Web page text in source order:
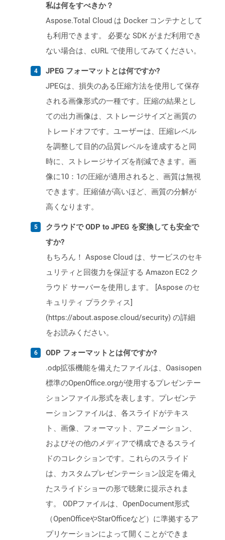
私は何をすべきか？
Aspose.Total Cloud は Docker コンテナとして
も利用できます。 必要な SDK がまだ利用でき
ない場合は、cURL で使用してみてください。
JPEG フォーマットとは何ですか?
JPEGは、損失のある圧縮方法を使用して保存
される画像形式の一種です。圧縮の結果とし
ての出力画像は、ストレージサイズと画質の
トレードオフです。ユーザーは、圧縮レベル
を調整して目的の品質レベルを達成すると同
時に、ストレージサイズを削減できます。画
像に10：1の圧縮が適用されると、画質は無視
できます。圧縮値が高いほど、画質の分解が
高くなります。
クラウドで ODP to JPEG を変換しても安全で
すか?
もちろん！ Aspose Cloud は、サービスのセキ
ュリティと回復力を保証する Amazon EC2 ク
ラウド サーバーを使用します。 [Aspose のセ
キュリティ プラクティス]
(https://about.aspose.cloud/security) の詳細
をお読みください。
ODP フォーマットとは何ですか?
.odp拡張機能を備えたファイルは、Oasisopen
標準のOpenOffice.orgが使用するプレゼンテー
ションファイル形式を表します。プレゼンテ
ーションファイルは、各スライドがテキス
ト、画像、フォーマット、アニメーション、
およびその他のメディアで構成できるスライ
ドのコレクションです。これらのスライド
は、カスタムプレゼンテーション設定を備え
たスライドショーの形で聴衆に提示されま
す。 ODPファイルは、OpenDocument形式
（OpenOfficeやStarOfficeなど）に準拠するア
プリケーションによって開くことができま